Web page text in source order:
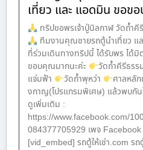
เที่ยว และ แอดมิน ขอ
ทริปขอพรเจ้าปู่นิลกาฬ วัดถ้ำ
ทีมงานคุณชายรถตู้นำเที่ยว
ที่ร่วมเดินทางทริปนี้ ได้รับพร ได้
ขอบคุณมากนะค่ะ
วัดถ้ำคีรีธรร
แจ่มฟ้า
วัดถ้ำพุหว่า ศาลหลัก
งกาญ(โปรแกรมพิเศษ) แล้วพบกั
ดูเพิ่มเติม :
https://www.facebook.com/
084377705929 เพจ
[vid_embed] รถตู้ให้เช่า.com รถ